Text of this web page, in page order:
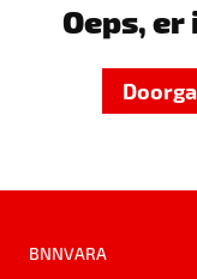
Oeps, er
BNNVARA